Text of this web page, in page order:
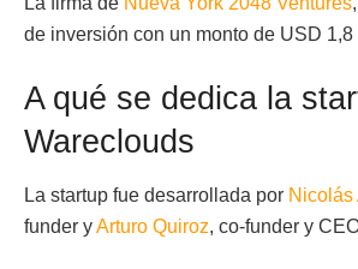
de inversión con un monto de USD 1,8
A qué se dedica la
Wareclouds
La startup fue desarrollada por Nicolás
funder yArturo Quiroz, co-funder y